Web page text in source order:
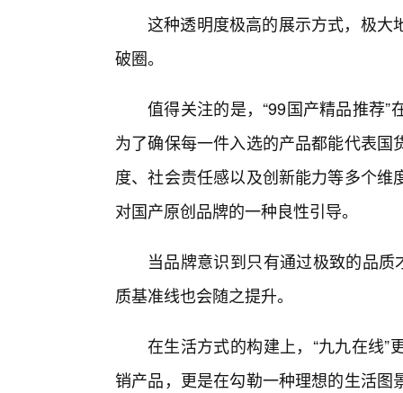
这种透明度极高的展示方式，极大
破圈。
值得关注的是，“99国产精品推荐
为了确保每一件入选的产品都能代表
度、社会责任感以及创新能力等多个
对国产原创品牌的一种良性引导。
当品牌意识到只有通过极致的品
质基准线也会随之提升。
在生活方式的构建上，“九九在线
销产品，更是在勾勒一种理想的生活